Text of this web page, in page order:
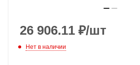
26 906.11 ₽/шт
Нет в наличии